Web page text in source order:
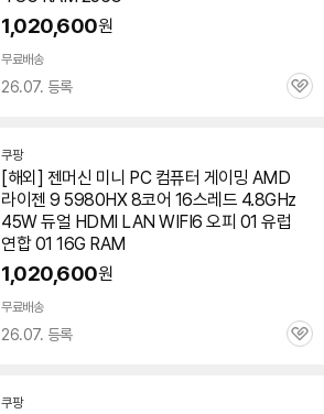
1,020,600원
무료배송
26.07. 등록
관
쿠팡
[해외] 젠머신 미니 PC 컴퓨터 게이밍 AMD
라이젠 9 5980HX8코어 16스레드 4.8GHz
45W 듀얼 HDMI LAN WIFI6 오피 01 유럽 ​​
연합 01 16G RAM
1,020,600원
무료배송
26.07. 등록
관
쿠팡